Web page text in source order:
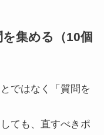
集める（10個
ではなく「質問を
ても、直すべきポ